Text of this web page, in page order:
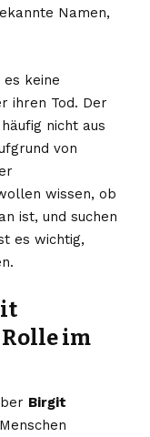
Namen,
keine
ihren Tod. Der
nicht aus
von
wissen, ob
ist, und suchen
es wichtig,
im
Birgit